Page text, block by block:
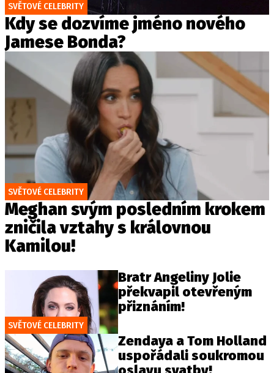
SVĚTOVÉ CELEBRITY
Kdy se dozvíme jméno nového
Jamese Bonda?
SVĚTOVÉ CELEBRITY
Meghan svým posledním krokem
zničila vztahy s královnou
Kamilou!
SVĚTOVÉ CELEBRITY
Bratr Angeliny Jolie
překvapil otevřeným
přiznáním!
Zendaya a Tom Holland
uspořádali soukromou